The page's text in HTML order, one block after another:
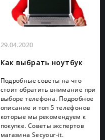
29.04.2020
Как выбрать ноутбук
Подробные советы на что
стоит обратить внимание при
выборе телефона. Подробное
описание и топ 5 телефонов
которые мы рекомендуем к
покупке. Советы экспертов
магазина Secyour-it.